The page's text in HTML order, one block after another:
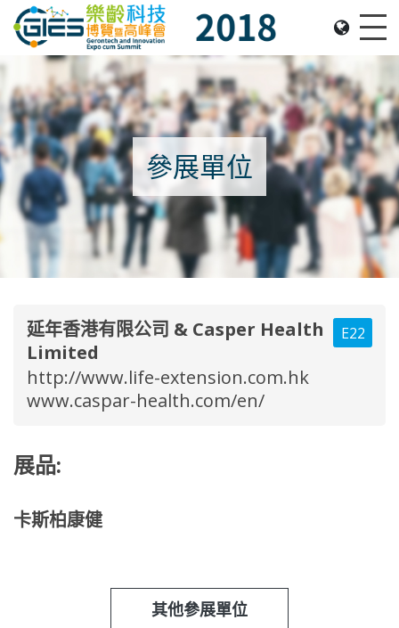
Date: Expo: 22-25 November 2018, Venue: Hall 1A-
參展單位
E22
延年香港有限公司 & Casper Health
Limited
http://www.life-extension.com.hk
www.caspar-health.com/en/
展品:
卡斯柏康健
其他參展單位